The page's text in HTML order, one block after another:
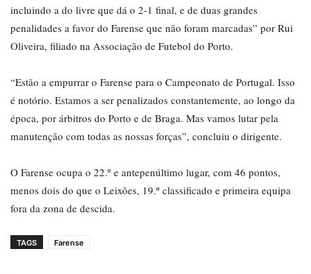
incluindo a do livre que dá o 2-1 final, e de duas grandes
penalidades a favor do Farense que não foram marcadas” por Rui
Oliveira, filiado na Associação de Futebol do Porto.
“Estão a empurrar o Farense para o Campeonato de Portugal. Isso
é notório. Estamos a ser penalizados constantemente, ao longo da
época, por árbitros do Porto e de Braga. Mas vamos lutar pela
manutenção com todas as nossas forças”, concluiu o dirigente.
O Farense ocupa o 22.º e antepenúltimo lugar, com 46 pontos,
menos dois do que o Leixões, 19.º classificado e primeira equipa
fora da zona de descida.
TAGS Farense